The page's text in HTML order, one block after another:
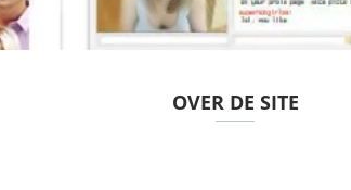
OVER DE SITE